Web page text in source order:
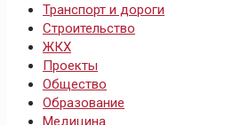
Транспорт и дороги
Строительство
ЖКХ
Проекты
Общество
Образование
Медицина